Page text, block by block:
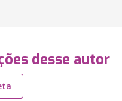
desse autor